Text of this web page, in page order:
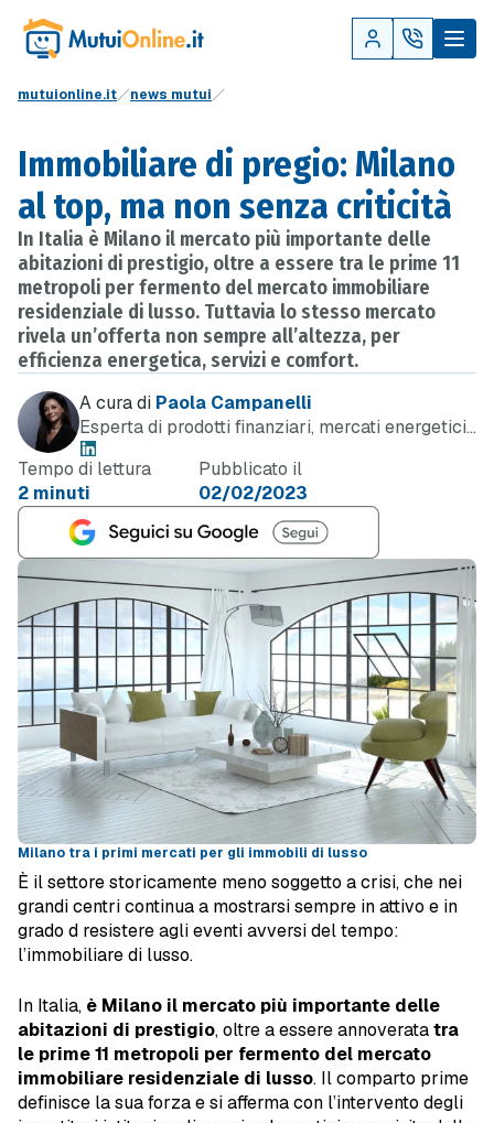
mutuionline.it news mutui
Immobiliare di pregio: Milano
al top, ma non senza criticità
In Italia è Milano il mercato più importante delle
abitazioni di prestigio, oltre a essere tra le prime 11
metropoli per fermento del mercato immobiliare
residenziale di lusso. Tuttavia lo stesso mercato
rivela un’offerta non sempre all’altezza, per
efficienza energetica, servizi e comfort.
A cura di Paola Campanelli
Esperta di prodotti finanziari, mercati energetici
e telefonia
Tempo di lettura
2 minuti
Pubblicato il
02/02/2023
Milano tra i primi mercati per gli immobili di lusso
È il settore storicamente meno soggetto a crisi, che nei
grandi centri continua a mostrarsi sempre in attivo e in
grado d resistere agli eventi avversi del tempo:
l’immobiliare di lusso.
In Italia, è Milano il mercato più importante delle
abitazioni di prestigio, oltre a essere annoveratatra
le prime 11 metropoli per fermento del mercato
immobiliare residenziale di lusso. Il comparto prime
definisce la sua forza e si afferma con l’intervento degli